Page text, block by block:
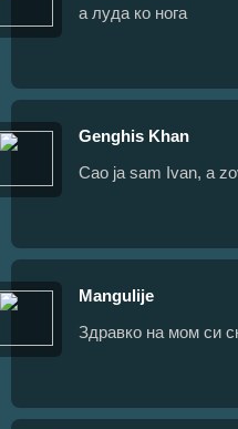
а луда ко нога
Genghis Khan
Cao ja sam Ivan, a
Mangulije
Здравко на мом си